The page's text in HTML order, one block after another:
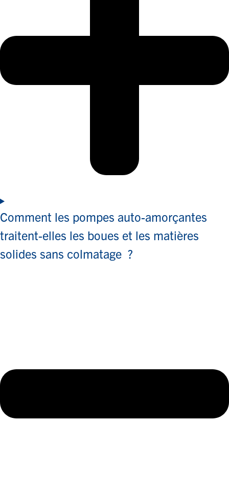
Comment les pompes auto-amorçantes
traitent-elles les boues et les matières
solides sans colmatage ?